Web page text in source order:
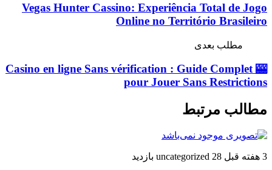
Vegas Hunter Cassino: Experiência Total de Jogo
Online no Território Brasileiro
مطلب بعدی
🎰 Casino en ligne Sans vérification : Guide Complet
pour Jouer Sans Restrictions
مطالب مرتبط
3 هفته قبل uncategorized 28 بازدید